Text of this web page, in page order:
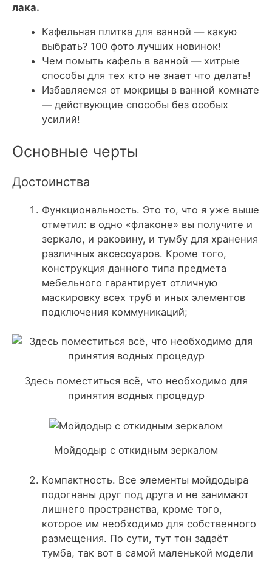
лака.
Кафельная плитка для ванной — какую
выбрать? 100 фото лучших новинок!
Чем помыть кафель в ванной — хитрые
способы для тех кто не знает что делать!
Избавляемся от мокрицы в ванной комнате
— действующие способы без особых
усилий!
Основные черты
Достоинства
Функциональность. Это то, что я уже выше
отметил: в одно «флаконе» вы получите и
зеркало, и раковину, и тумбу для хранения
различных аксессуаров. Кроме того,
конструкция данного типа предмета
мебельного гарантирует отличную
маскировку всех труб и иных элементов
подключения коммуникаций;
Здесь поместиться всё, что необходимо для
принятия водных процедур
Мойдодыр с откидным зеркалом
Компактность. Все элементы мойдодыра
подогнаны друг под друга и не занимают
лишнего пространства, кроме того,
которое им необходимо для собственного
размещения. По сути, тут тон задаёт
тумба, так вот в самой маленькой модели